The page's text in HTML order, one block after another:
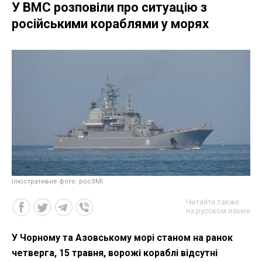
У ВМС розповіли про ситуацію з
російськими кораблями у морях
ілюстративне фото: росЗМІ
Читайте также
на русском языке
У Чорному та Азовському морі станом на ранок
четверга, 15 травня, ворожі кораблі відсутні